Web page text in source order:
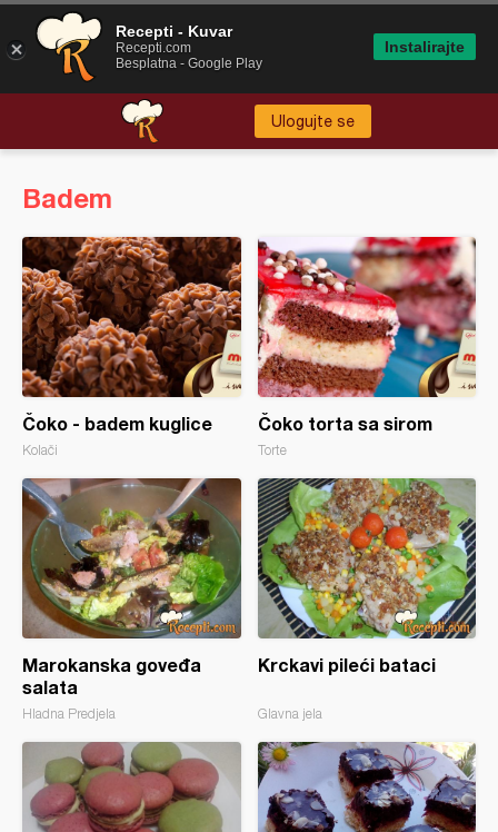
Ulogujte se
Badem
Čoko - badem kuglice
Kolači
Čoko torta sa sirom
Torte
Marokanska goveđa
salata
Hladna Predjela
Krckavi pileći bataci
Glavna jela
Recepti - Kuvar
Recepti.com
Besplatna - Google Play
Instalirajte